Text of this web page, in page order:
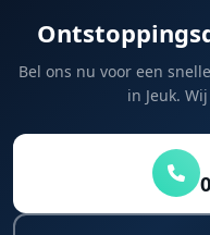
Bel ons nu voor een
in Jeuk.